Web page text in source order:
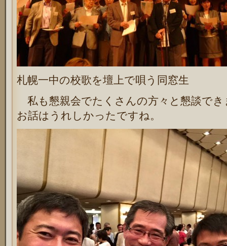
札幌一中の校歌を壇上で唄う同窓生
私も懇親会でたくさんの方々と懇談で
お話はうれしかったですね。